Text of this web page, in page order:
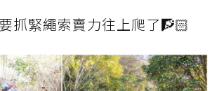
抓緊繩索賣力往上爬了🧗🏻